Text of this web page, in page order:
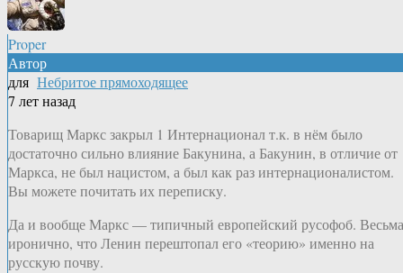
Proper
Автор
для Небритое прямоходящее
7 лет назад
Товарищ Маркс закрыл 1 Интернационал т.к. в нём было
достаточно сильно влияние Бакунина, а Бакунин, в отличие от
Маркса, не был нацистом, а был как раз интернационалистом.
Вы можете почитать их переписку.
Да и вообще Маркс — типичный европейский русофоб. Весьма
иронично, что Ленин перештопал его «теорию» именно на
русскую почву.